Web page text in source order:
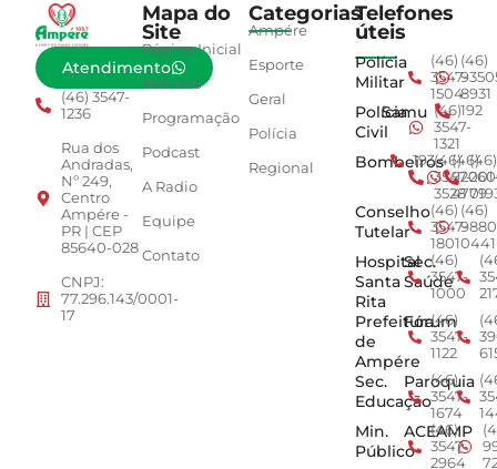
Atendimento
(46) 3547-
1236
Rua dos
Andradas,
Nº 249,
Centro
Ampére -
PR | CEP
85640-028
CNPJ:
77.296.143/0001-
17
Mapa do
Site
Página Inicial
Notícias
Programação
Podcast
A Radio
Equipe
Contato
Categorias
Ampére
Esporte
Geral
Polícia
Regional
Telefones
úteis
Polícia
Militar
(46)
3547-
1504
(46)
8931
Polícia
Civil
Samu (46)
3547-
1321
192
Bombeiros
193(46)
3547-
3528
(46)
4779
(46)
Conselho
Tutelar
(46)
3547-
1801
(46)
0441
Hospital
Santa
Rita
Sec.
Saúde
(46)
3547-
1000
Prefeitura
de
Ampére
Fórum
(46)
3547-
1122
Sec.
Educação
Paroquia
(46)
3547-
1674
Min.
Público
ACEAMP
(46)
3547-
2964